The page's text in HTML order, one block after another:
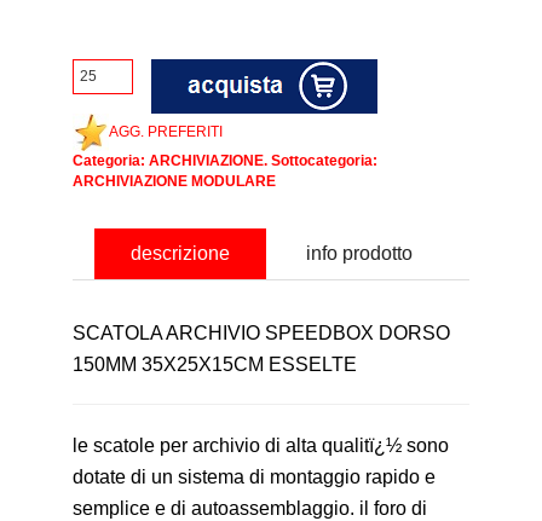
AGG. PREFERITI
Categoria: ARCHIVIAZIONE. Sottocategoria:
ARCHIVIAZIONE MODULARE
descrizione info prodotto
SCATOLA ARCHIVIO SPEEDBOX DORSO
150MM 35X25X15CM ESSELTE
le scatole per archivio di alta qualitï¿½ sono
dotate di un sistema di montaggio rapido e
semplice e di autoassemblaggio. il foro di